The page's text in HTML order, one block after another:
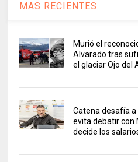
MAS RECIENTES
Murió el
Alvarado tras
el glaciar Ojo del
Catena desafía
evita debatir con
decide los